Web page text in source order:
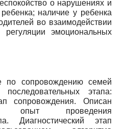
о нарушениях и
наличие у ребенка
во взаимодействии
регуляции эмоциональных
по сопровождению семей
этапа:
сопровождения. Описан
опыт проведения
Диагностический этап